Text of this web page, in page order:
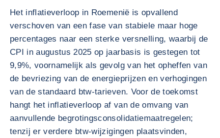
Het inflatieverloop in Roemenië is opvallend
verschoven van een fase van stabiele maar hoge
percentages naar een sterke versnelling, waarbij de
CPI in augustus 2025 op jaarbasis is gestegen tot
9,9%, voornamelijk als gevolg van het opheffen van
de bevriezing van de energieprijzen en verhogingen
van de standaard btw-tarieven. Voor de toekomst
hangt het inflatieverloop af van de omvang van
aanvullende begrotingsconsolidatiemaatregelen;
tenzij er verdere btw-wijzigingen plaatsvinden,